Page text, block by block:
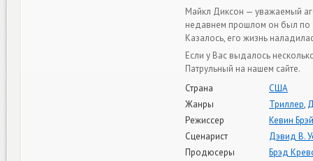
Майкл Диксон — уважаемый
недавнем прошлом он был по
Казалось, его жизнь
Если у Вас выдалось
Патрульный на нашем сайте.
Страна
США
Жанры
Триллер,
Режиссер
Кевин Брэй
Сценарист
Дэвид В.
Продюсеры
Брэд